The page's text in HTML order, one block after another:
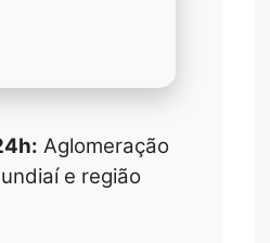
Aglomeração
e região